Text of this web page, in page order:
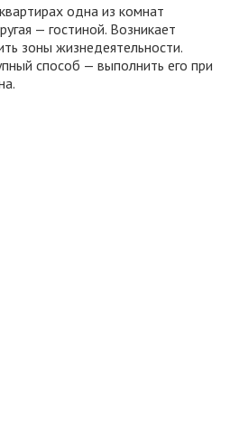
одна из комнат
— гостиной. Возникает
зоны жизнедеятельности.
способ — выполнить его при